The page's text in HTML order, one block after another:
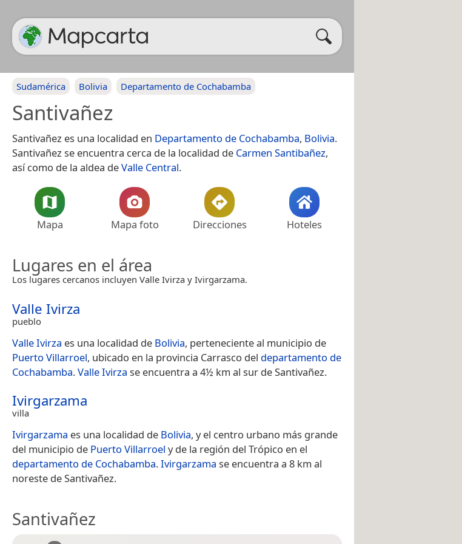
Sudamérica Bolivia Departamento de Cochabamba
Santivañez
Santivañez es una localidad en Departamento de Cochabamba, Bolivia.
Santivañez se encuentra cerca de la localidad de Carmen Santibañez,
así como de la aldea deValle Central.
Mapa Mapa foto Direcciones Hoteles
Lugares en el área
Los lugares cercanos incluyen Valle Ivirza y Ivirgarzama.
Valle Ivirza
pueblo
Valle Ivirza es una localidad de Bolivia, perteneciente al municipio de
Puerto Villarroel, ubicado en la provincia Carrasco del departamento de
Cochabamba.Valle Ivirza se encuentra a 4½ km al sur de Santivañez.
Ivirgarzama
villa
Ivirgarzama es una localidad de Bolivia, y el centro urbano más grande
del municipio de Puerto Villarroel y de la región del Trópico en el
departamento de Cochabamba.Ivirgarzama se encuentra a 8 km al
noreste de Santivañez.
Santivañez